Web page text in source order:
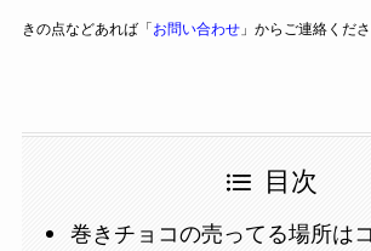
きの点などあれば「お問い合わせ」からご連絡くださ
目次
巻きチョコの売ってる場所は